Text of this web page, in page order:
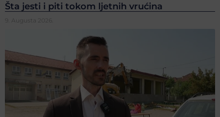
Šta jesti i piti tokom ljetnih vrućina
9. Augusta 2026.